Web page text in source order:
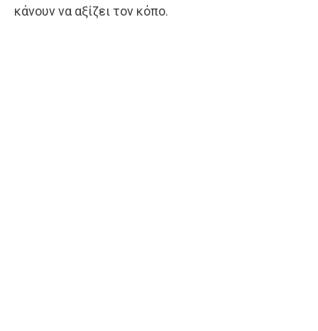
κάνουν να αξίζει τον κόπο.